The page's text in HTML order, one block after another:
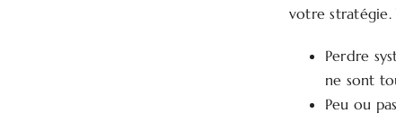
votre stratégie.
Perdre
ne sont
Peu ou